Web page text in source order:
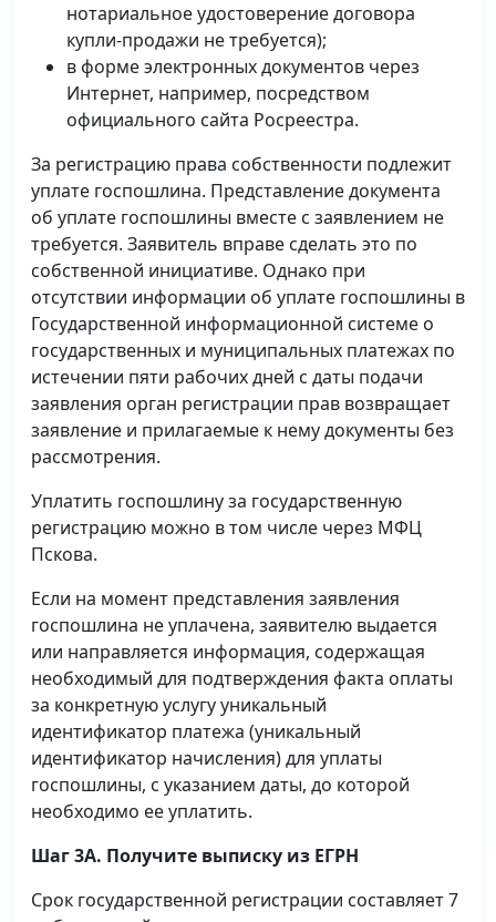
нотариальное удостоверение договора
купли-продажи не требуется);
в форме электронных документов через
Интернет, например, посредством
официального сайта Росреестра.
За регистрацию права собственности подлежит
уплате госпошлина. Представление документа
об уплате госпошлины вместе с заявлением не
требуется. Заявитель вправе сделать это по
собственной инициативе. Однако при
отсутствии информации об уплате госпошлины в
Государственной информационной системе о
государственных и муниципальных платежах по
истечении пяти рабочих дней с даты подачи
заявления орган регистрации прав возвращает
заявление и прилагаемые к нему документы без
рассмотрения.
Уплатить госпошлину за государственную
регистрацию можно в том числе через МФЦ
Пскова.
Если на момент представления заявления
госпошлина не уплачена, заявителю выдается
или направляется информация, содержащая
необходимый для подтверждения факта оплаты
за конкретную услугу уникальный
идентификатор платежа (уникальный
идентификатор начисления) для уплаты
госпошлины, с указанием даты, до которой
необходимо ее уплатить.
Шаг 3А. Получите выписку из ЕГРН
Срок государственной регистрации составляет 7